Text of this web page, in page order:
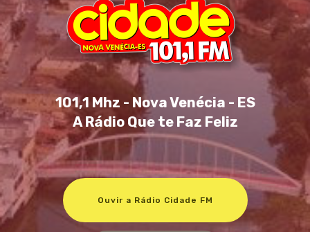
101,1 Mhz - Nova Venécia - ES
A Rádio Que te Faz Feliz
Ouvir a Rádio Cidade FM